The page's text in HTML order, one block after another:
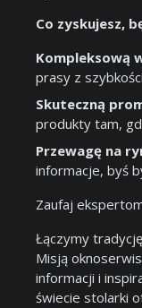
Co zyskujesz,
Kompleksową
prasy z
Skuteczną
produkty tam,
Przewagę na
informacje, byś
Zaufaj
Łączymy
Misją
informacji i
świecie stolarki